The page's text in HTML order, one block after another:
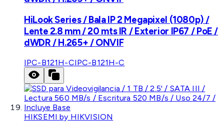
HiLook Series / Bala IP 2 Megapixel (1080p) /
Lente 2.8 mm / 20 mts IR / Exterior IP67 / PoE /
dWDR / H.265+ / ONVIF
IPC-B121H-CIPC-B121H-C
HIKSEMI by HIKVISION